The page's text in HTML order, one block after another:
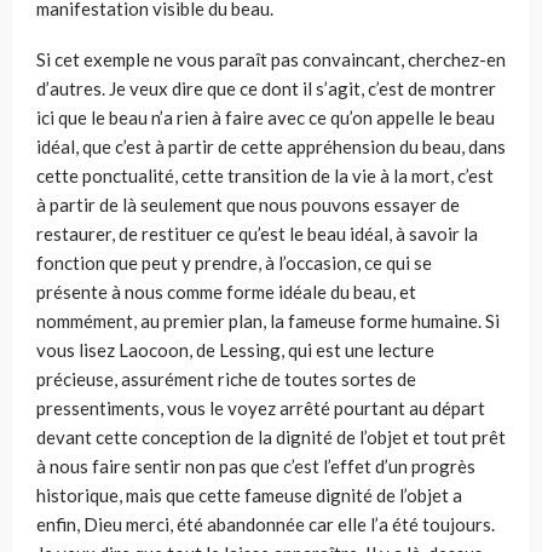
manifestation visible du beau.
Si cet exemple ne vous paraît pas convaincant, cherchez-en
d’autres. Je veux dire que ce dont il s’agit, c’est de montrer
ici que le beau n’a rien à faire avec ce qu’on appelle le beau
idéal, que c’est à partir de cette appré­hension du beau, dans
cette ponctualité, cette transition de la vie à la mort, c’est
à partir de là seulement que nous pouvons essayer de
restaurer, de restituer ce qu’est le beau idéal, à savoir la
fonction que peut y prendre, à l’occasion, ce qui se
présente à nous comme forme idéale du beau, et
nommément, au premier plan, la fameuse forme humaine. Si
vous lisez Laocoon, de Lessing, qui est une lecture
précieuse, assurément riche de toutes sortes de
pressentiments, vous le voyez arrêté pourtant au départ
devant cette conception de la dignité de l’objet et tout prêt
à nous faire sentir non pas que c’est l’effet d’un progrès
historique, mais que cette fameuse dignité de l’objet a
enfin, Dieu merci, été abandonnée car elle l’a été toujours.